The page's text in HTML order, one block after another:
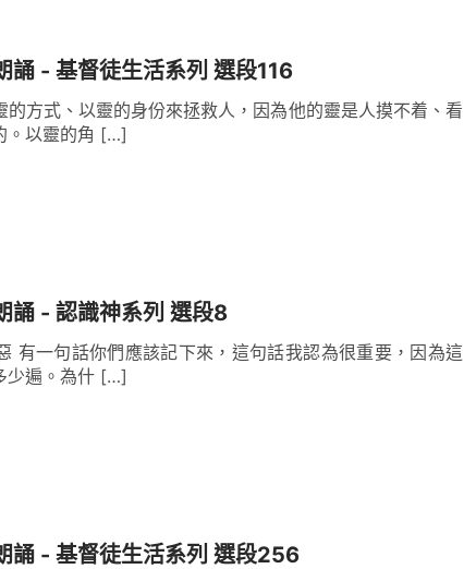
誦 - 基督徒生活系列 選段116
方式、以靈的身份來拯救人，因為他的靈是人摸不着、看
。以靈的角 […]
誦 - 認識神系列 選段8
有一句話你們應該記下來，這句話我認為很重要，因為這
少遍。為什 […]
誦 - 基督徒生活系列 選段256